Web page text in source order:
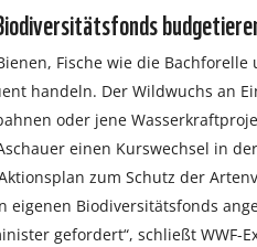
Fische wie die
handeln. Der Wildwuchs an
oder jene
einen Kurswechsel in
zum Schutz der
eigenen Biodiversitätsfonds
gefordert“, schließt WWF-